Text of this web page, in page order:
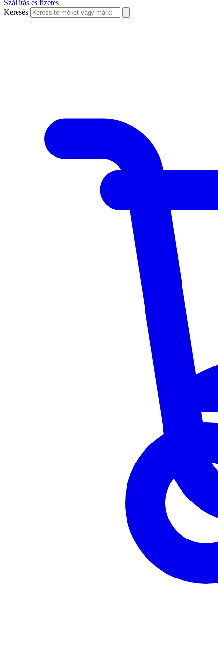
Szállítás és fizetés
Keresés